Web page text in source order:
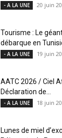
- A LA UNE 20 juin
Tourisme : Le
débarque en
- A LA UNE 19 juin
AATC 2026 / Ciel
Déclaration de...
- A LA UNE 18 juin
Lunes de miel